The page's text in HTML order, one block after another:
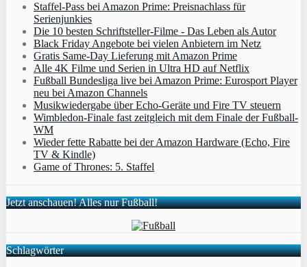
Staffel-Pass bei Amazon Prime: Preisnachlass für
Serienjunkies
Die 10 besten Schriftsteller-Filme - Das Leben als Autor
Black Friday Angebote bei vielen Anbietern im Netz
Gratis Same-Day Lieferung mit Amazon Prime
Alle 4K Filme und Serien in Ultra HD auf Netflix
Fußball Bundesliga live bei Amazon Prime: Eurosport Player
neu bei Amazon Channels
Musikwiedergabe über Echo-Geräte und Fire TV steuern
Wimbledon-Finale fast zeitgleich mit dem Finale der Fußball-
WM
Wieder fette Rabatte bei der Amazon Hardware (Echo, Fire
TV & Kindle)
Game of Thrones: 5. Staffel
Jetzt anschauen! Alles nur Fußball!
Schlagwörter